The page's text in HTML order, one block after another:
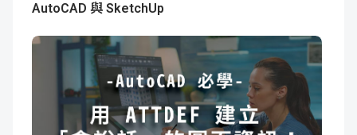
AutoCAD 與 SketchUp